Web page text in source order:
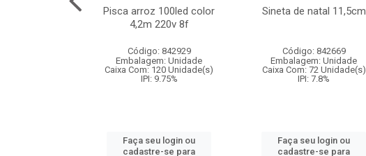
Pisca arroz 100led color
4,2m 220v 8f
Código: 842929
Embalagem: Unidade
Caixa Com: 120 Unidade(s)
IPI: 9.75%
Faça seu login ou
cadastre-se para
Sineta de natal 11,5cm
Código: 842669
Embalagem: Unidade
Caixa Com: 72 Unidade(s)
IPI: 7.8%
Faça seu login ou
cadastre-se para